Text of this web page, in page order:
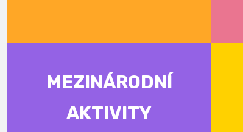
MEZINÁRODNÍ
AKTIVITY